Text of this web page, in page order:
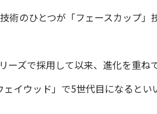
術のひとつが「フェースカップ」
ーズで採用して以来、進化を重ね
イウッド」で5世代目になるとい